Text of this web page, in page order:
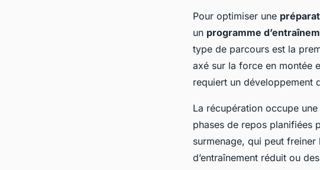
Pour optimiser une
un programme
type de parcours est la
axé sur la force en montée
requiert un développement
La récupération occupe
phases de repos planifiées
surmenage, qui peut
d’entraînement réduit ou